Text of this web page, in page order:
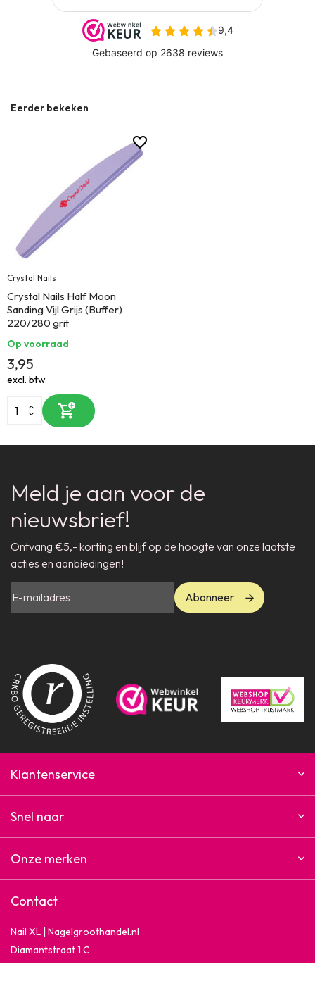
Eerder bekeken
Crystal Nails
Crystal Nails Half Moon
Sanding Vijl Grijs (Buffer)
220/280 grit
Op voorraad
3,95
excl. btw
Meld je aan voor de
nieuwsbrief!
Ontvang €5,- korting en blijf op de hoogte van onze laatste
acties en aanbiedingen!
Abonneer
Klantenservice
Snel naar
Onze merken
Contact
Nail XL | Nagelgroothandel.nl
Diamantstraat 1 C